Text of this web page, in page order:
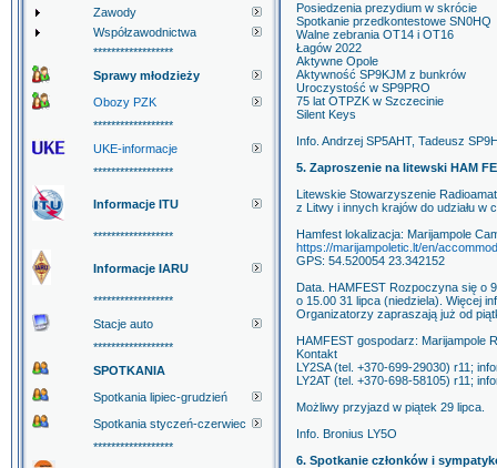
Zawody
Współzawodnictwa
******************
Sprawy młodzieży
Obozy PZK
******************
UKE-informacje
******************
Informacje ITU
******************
Informacje IARU
******************
Stacje auto
******************
SPOTKANIA
Spotkania lipiec-grudzień
Spotkania styczeń-czerwiec
******************
Posiedzenia prezydium w skrócie
Spotkanie przedkontestowe SN0HQ
Walne zebrania OT14 i OT16
Łagów 2022
Aktywne Opole
Aktywność SP9KJM z bunkrów
Uroczystość w SP9PRO
75 lat OTPZK w Szczecinie
Silent Keys
Info. Andrzej SP5AHT, Tadeusz
5. Zaproszenie na litewski HAM
Litewskie Stowarzyszenie
z Litwy i innych krajów do udziału w
Hamfest lokalizacja: Marijampole
https://marijampoletic.lt/en/
GPS: 54.520054 23.342152
Data. HAMFEST Rozpoczyna się o
o 15.00 31 lipca (niedziela). Więcej
Organizatorzy zapraszają już od
HAMFEST gospodarz: Marijampole
Kontakt
LY2SA (tel. +370-699-29030) r11;
LY2AT (tel. +370-698-58105) r11;
Możliwy przyjazd w piątek 29 lipca.
Info. Bronius LY5O
6. Spotkanie członków i